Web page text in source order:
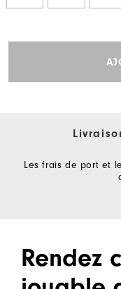
Les frais de port et
Rendez